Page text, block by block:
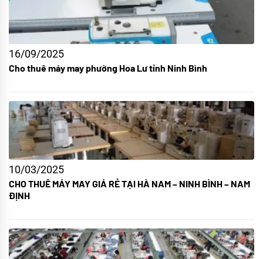
16/09/2025
Cho thuê máy may phường Hoa Lư tỉnh Ninh Bình
10/03/2025
CHO THUÊ MÁY MAY GIÁ RẺ TẠI HÀ NAM – NINH BÌNH – NAM
ĐỊNH